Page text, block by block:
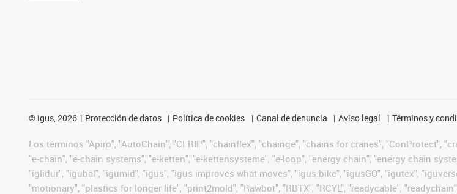
© igus, 2026 Protección de datos Política de cookies Canal de denuncia Aviso legal Términos y
Los términos "Apiro", "AutoChain", "CFRIP", "chainflex", "chainge", "chains for cranes", "ConProtect",
"e-chain", "e-chain systems", "e-ketten", "e-kettensysteme", "e-loop", "energy chain", "energy chain
"iglidur", "igubal", "igumid", "igus", "igus improves what moves", "igus:bike", "igusGO", "igutex",
"motionary", "plastics for longer life", "print2mold", "Rawbot", "RBTX", "RCYL", "readycable",